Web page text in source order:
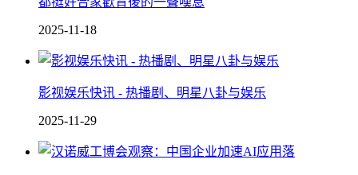
2025-11-18
影视娱乐快讯 - 热播剧、明星八卦与娱乐
2025-11-29